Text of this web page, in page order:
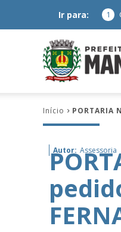
Ir para: 1
Início PORTARIA
Autor: Assessoria